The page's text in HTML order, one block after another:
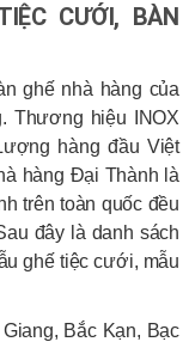
CƯỚI, BÀN
ghế nhà hàng của
Thương hiệu INOX
hàng đầu Việt
hàng Đại Thành là
trên toàn quốc đều
đây là danh sách
ghế tiệc cưới, mẫu
Bắc Kạn, Bạc